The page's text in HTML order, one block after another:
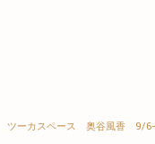
ツーカスペース 奥谷風香 9/